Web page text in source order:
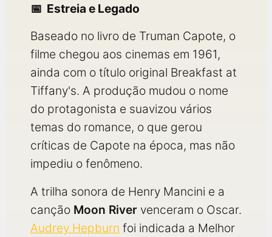
Estreia e Legado
Baseado no livro de Truman Capote, o
filme chegou aos cinemas em 1961,
ainda com o título original Breakfast at
Tiffany's. A produção mudou o nome
do protagonista e suavizou vários
temas do romance, o que gerou
críticas de Capote na época, mas não
impediu o fenômeno.
A trilha sonora de Henry Mancini e a
canção Moon River venceram o Oscar.
Audrey Hepburn foi indicada a Melhor